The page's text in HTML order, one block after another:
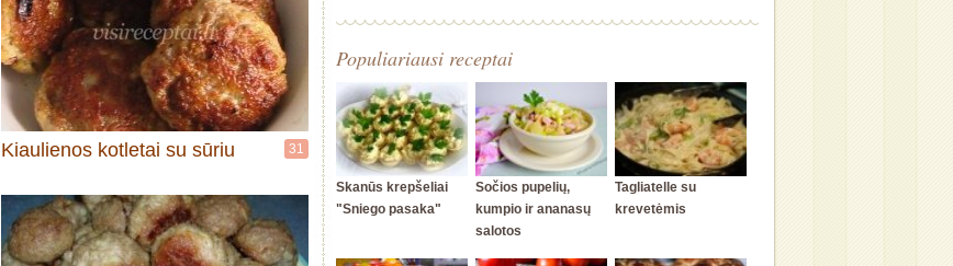
Kiaulienos kotletai su sūriu 31
Populiariausi receptai
Skanūs krepšeliai
"Sniego pasaka"
Sočios pupelių,
kumpio ir ananasų
salotos
Tagliatelle su
krevetėmis